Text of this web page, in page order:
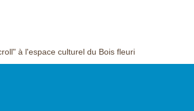
à l'espace culturel du Bois fleuri